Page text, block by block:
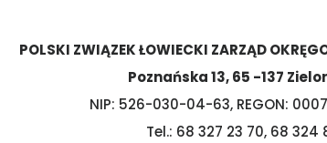
POLSKI ZWIĄZEK ŁOWIECKI ZARZĄD
Poznańska 13, 65 -137
NIP: 526-030-04-63, REGON:
Tel.: 68 327 23 70, 68 324